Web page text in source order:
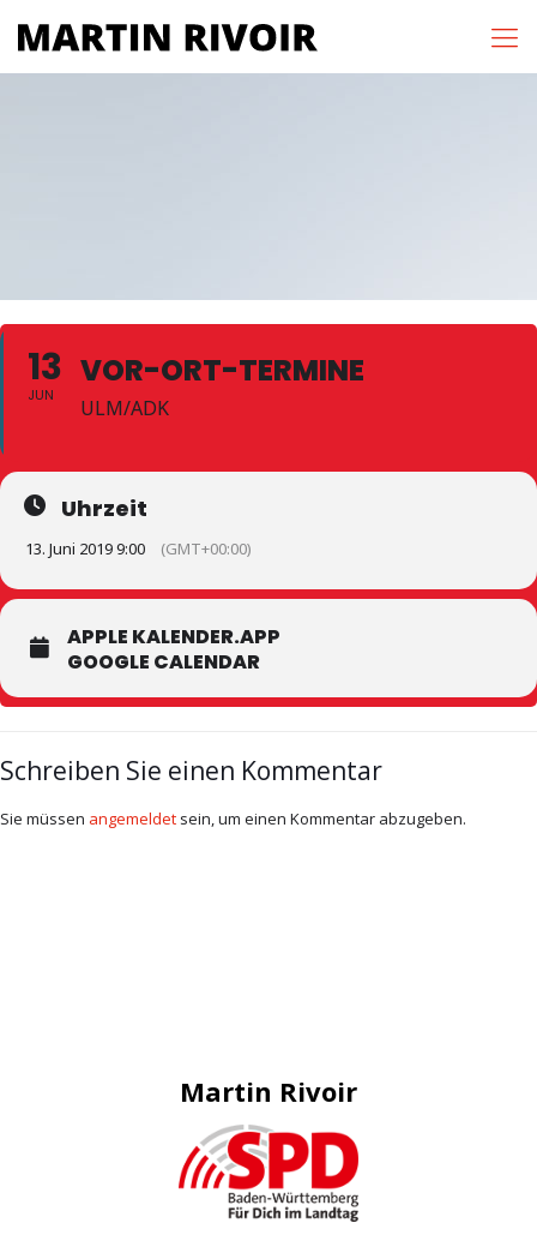
13
JUN
VOR-ORT-TERMINE
ULM/ADK
Uhrzeit
13. Juni 2019 9:00 (GMT+00:00)
APPLE KALENDER.APP
GOOGLE CALENDAR
Schreiben Sie einen Kommentar
Sie müssen angemeldet sein, um einen Kommentar abzugeben.
Martin Rivoir